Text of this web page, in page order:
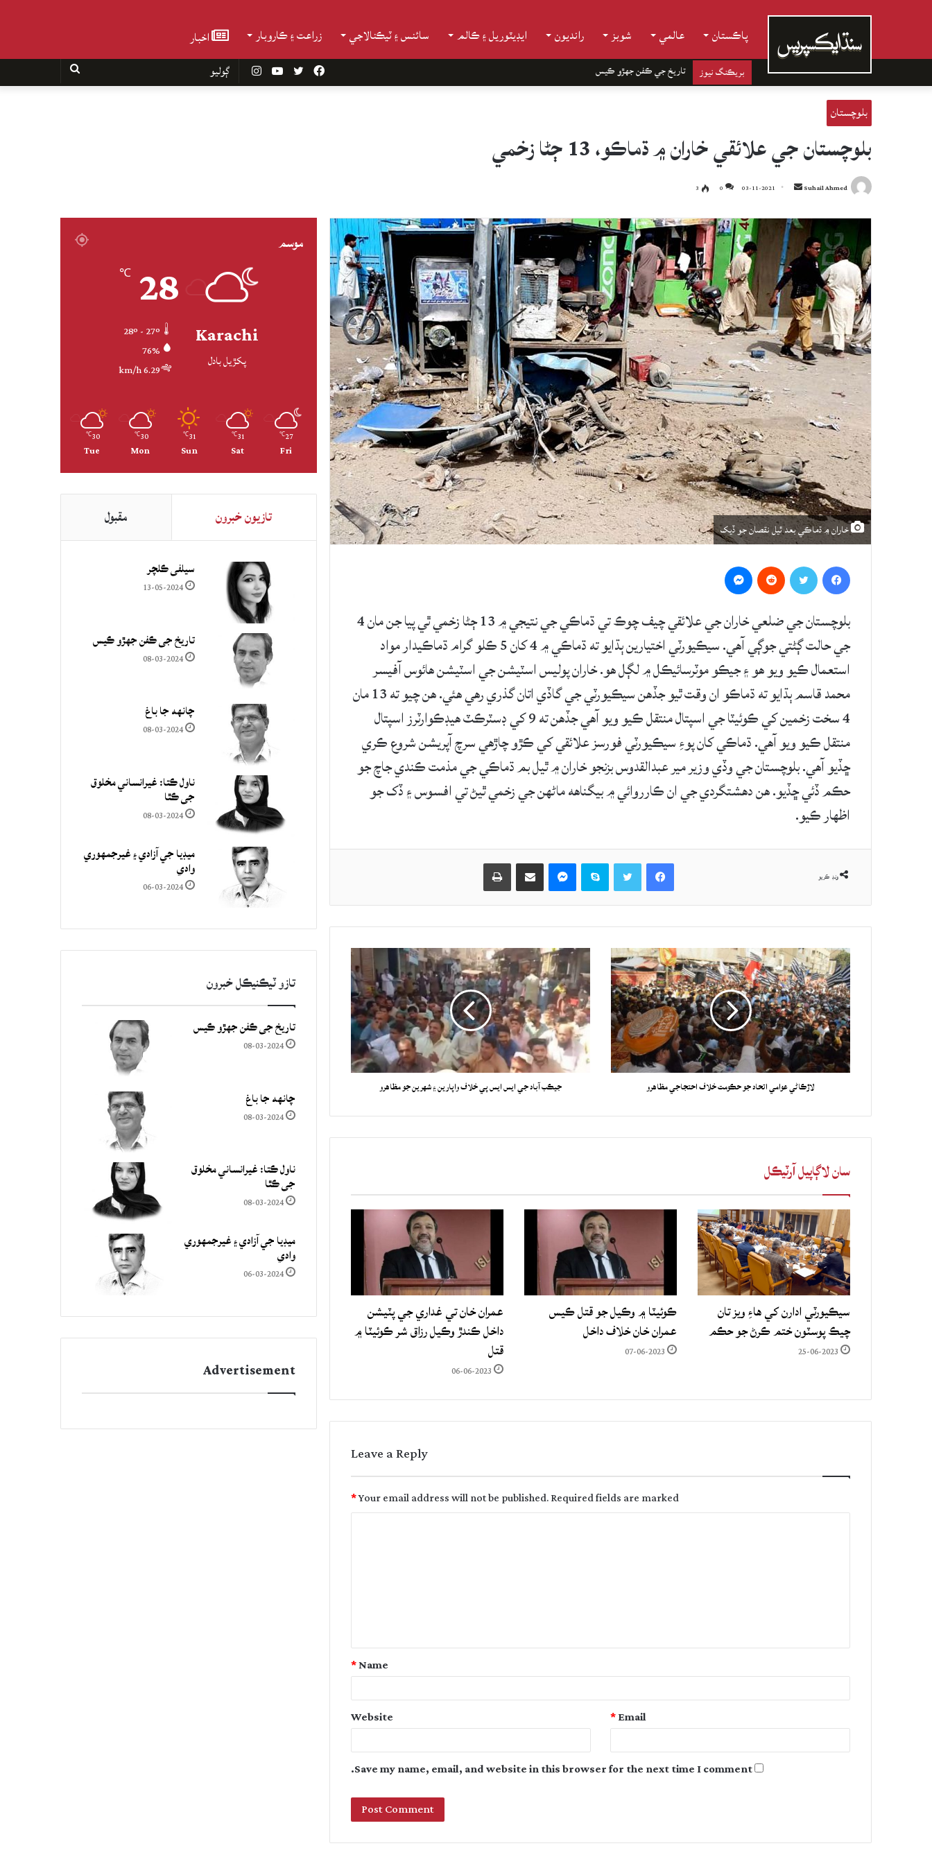
پاڪستان عالمي شوبز رانديون ايڊيٽوريل ۽ ڪالم سائنس ۽ ٽيڪنالاجي زراعت ۽ ڪاروبار اخبار
بريڪنگ نيوز تاريخ جي ڪفن جھڙو ڪيس InstagramYouTube Twitter
Facebook
بلوچستان
بلوچستان جي علائقي خاران ۾ ڌماڪو، 13 ڄڻا زخمي
Suhail Ahmed
Send
email
03-11-2021
0
3
خاران ۾ ڌماڪي بعد ٿيل نقصان جو ڏيک
بلوچستان جي ضلعي خاران جي علائقي چيف چوڪ تي ڌماڪي جي نتيجي ۾ 13 ڄڻا زخمي ٿي پيا جن مان 4
جي حالت ڳڻتي جوڳي آهي. سيڪيورٽي اختيارين ٻڌايو ته ڌماڪي ۾ 4 کان 5 ڪلو گرام ڌماڪيدار مواد
استعمال ڪيو ويو هو ۽ جيڪو موٽرسائيڪل ۾ لڳل هو. خاران پوليس اسٽيشن جي اسٽيشن هائوس آفيسر
محمد قاسم ٻڌايو ته ڌماڪو ان وقت ٿيو جڏهن سيڪيورٽي جي گاڏي اتان گذري رهي هئي. هن چيو ته 13 مان
4 سخت زخمين کي ڪوئيٽا جي اسپتال منتقل ڪيو ويو آهي جڏهن ته 9 کي ڊسٽرڪٽ هيڊڪوارٽرز اسپتال
منتقل ڪيو ويو آهي. ڌماڪي کان پوءِ سيڪيورٽي فورسز علائقي کي ڪڙو چاڙهي سرچ آپريشن شروع ڪري
ڇڏيو آهي. بلوچستان جي وڏي وزير مير عبدالقدوس بزنجو خاران ۾ ٿيل بم ڌماڪي جي مذمت ڪندي جاچ جو
حڪم ڏئي ڇڏيو. هن دهشتگردي جي ان ڪارروائي ۾ بيگناهه ماڻهن جي زخمي ٿيڻ تي افسوس ۽ ڏک جو
اظهار ڪيو.
ونڊ ڪريو
Facebook
Skype حصيداري ڪريو اي ميل ذريعي
لاڙڪاڻي عوامي اتحاد جو حڪومت خلاف احتجاجي مظاهرو جيڪب آباد جي ايس ايس پي خلاف واپارين ۽ شهرين جو مظاهرو
سان لاڳاپيل آرٽيڪل
سيڪيورٽي ادارن کي هاءِ ويز تان
چيڪ پوسٽون ختم ڪرڻ جو حڪم
25-06-2023
ڪوئيٽا ۾ وڪيل جو قتل ڪيس
عمران خان خلاف داخل
07-06-2023
عمران خان تي غداري جي پٽيشن
داخل ڪندڙ وڪيل رزاق شر ڪوئيٽا ۾
قتل
06-06-2023
Leave a Reply
Your email address will not be published.Required fields are marked
*
t
Name
*
Email
*
Website
Save my name, email, and website in this browser for the next time I comment.
موسم
Karachi
پکڙيل بادل
28
℃
76%
6.29 km/h
27
℃
Fri
31
℃
Sat
31
℃
Sun
30
℃
Mon
30
℃
Tue
تازيون خبرون مقبول
سيلفي ڪلچر
13-05-2024
تاريخ جي ڪفن جھڙو ڪيس
08-03-2024
چانهه جا باغ
08-03-2024
ناول ڪتا: غيرانساني مخلوق
جي ڪٿا
08-03-2024
ميڊيا جي آزادي ۽ غيرجمھوري
وادي
06-03-2024
تازو ٽيڪنيڪل خبرون
تاريخ جي ڪفن جھڙو ڪيس
08-03-2024
چانهه جا باغ
08-03-2024
ناول ڪتا: غيرانساني مخلوق
جي ڪٿا
08-03-2024
ميڊيا جي آزادي ۽ غيرجمھوري
وادي
06-03-2024
Advertisement